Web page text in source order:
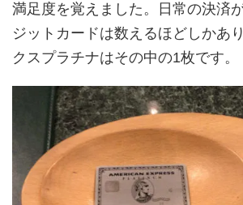
満足度を覚えました。日常の決済
ジットカードは数えるほどしかあ
クスプラチナはその中の1枚です。